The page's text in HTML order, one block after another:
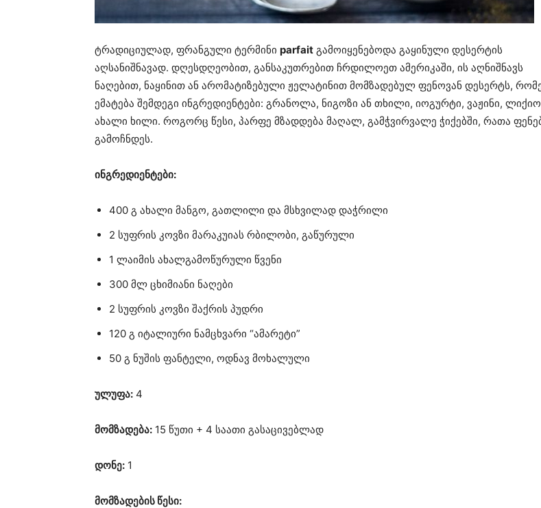
ტრადიციულად, ფრანგული ტერმინი parfait გამოიყენებოდა გაყინული დესერტის
აღსანიშნავად. დღესდღეობით, განსაკუთრებით ჩრდილოეთ ამერიკაში, ის აღნიშნავს
ნაღებით, ნაყინით ან არომატიზებული ჟელატინით მომზადებულ ფენოვან დესერტს,
ემატება შემდეგი ინგრედიენტები: გრანოლა, ნიგოზი ან თხილი, იოგურტი, ვაჟინი,
ახალი ხილი. როგორც წესი, პარფე მზადდება მაღალ, გამჭვირვალე ჭიქებში, რათა
გამოჩნდეს.
ინგრედიენტები:
400 გ ახალი მანგო, გათლილი და მსხვილად დაჭრილი
2 სუფრის კოვზი მარაკუიას რბილობი, გაწურული
1 ლაიმის ახალგამოწურული წვენი
300 მლ ცხიმიანი ნაღები
2 სუფრის კოვზი შაქრის პუდრი
120 გ იტალიური ნამცხვარი “ამარეტი”
50 გ ნუშის ფანტელი, ოდნავ მოხალული
ულუფა: 4
მომზადება: 15 წუთი + 4 საათი გასაცივებლად
დონე: 1
მომზადების წესი: